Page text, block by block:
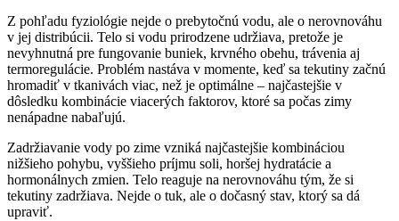
Z pohľadu fyziológie nejde o prebytočnú vodu, ale o nerovnováhu
v jej distribúcii. Telo si vodu prirodzene udržiava, pretože je
nevyhnutná pre fungovanie buniek, krvného obehu, trávenia aj
termoregulácie. Problém nastáva v momente, keď sa tekutiny začnú
hromadiť v tkanivách viac, než je optimálne – najčastejšie v
dôsledku kombinácie viacerých faktorov, ktoré sa počas zimy
nenápadne nabaľujú.
Zadržiavanie vody po zime vzniká najčastejšie kombináciou
nižšieho pohybu, vyššieho príjmu soli, horšej hydratácie a
hormonálnych zmien. Telo reaguje na nerovnováhu tým, že si
tekutiny zadržiava. Nejde o tuk, ale o dočasný stav, ktorý sa dá
upraviť.